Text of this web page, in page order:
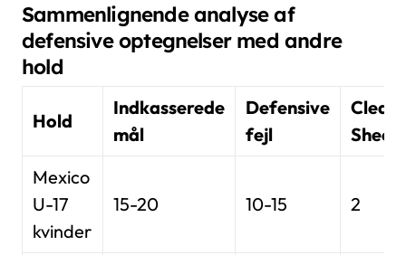
Sammenlignende analyse af
defensive optegnelser med andre
hold
Hold
Indkasserede
mål
Defensive
fejl
Clean
Sheets
Mexico
U-17
kvinder
15-20 10-15 2